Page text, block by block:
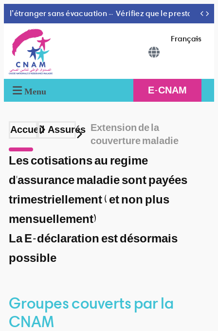
Les soins effectués à l’étranger sans évacuation préalable ne seront remboursés qu’au tarif national. Vérifiez que le prestataire qui vous reçoit(à l’intérieur ou à l’extérieur) est conventionné par la CNAM, sinon vos factures ne seront pas remboursées.
Français
Menu E-CNAM
Accueil Assurés
Extension de la
couverture maladie
Les cotisations au regime
d'assurance maladie sont payées
trimestriellement ( et non plus
mensuellement)
La E-déclaration est désormais
possible
Groupes couverts par la
CNAM